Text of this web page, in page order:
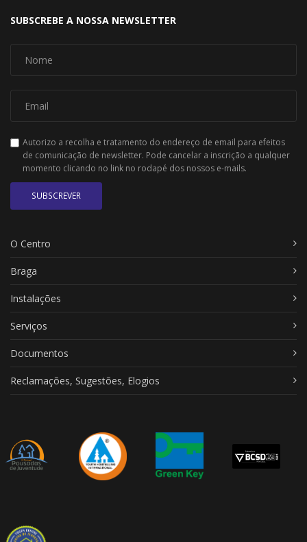
SUBSCREBE A NOSSA NEWSLETTER
Autorizo a recolha e tratamento do endereço de email para efeitos
de comunicação de newsletter. Pode cancelar a inscrição a qualquer
momento clicando no link no rodapé dos nossos e-mails.
SUBSCREVER
O Centro
Braga
Instalações
Serviços
Documentos
Reclamações, Sugestões, Elogios